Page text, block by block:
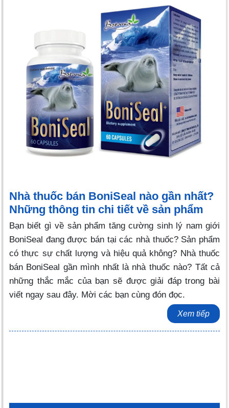
Nhà thuốc bán BoniSeal nào gần nhất?
Những thông tin chi tiết về sản phẩm
Bạn biết gì về sản phẩm tăng cường sinh lý nam giới
BoniSeal đang được bán tại các nhà thuốc? Sản phẩm
có thực sự chất lượng và hiệu quả không? Nhà thuốc
bán BoniSeal gần mình nhất là nhà thuốc nào? Tất cả
những thắc mắc của bạn sẽ được giải đáp trong bài
viết ngay sau đây. Mời các bạn cùng đón đọc.
Xem tiếp